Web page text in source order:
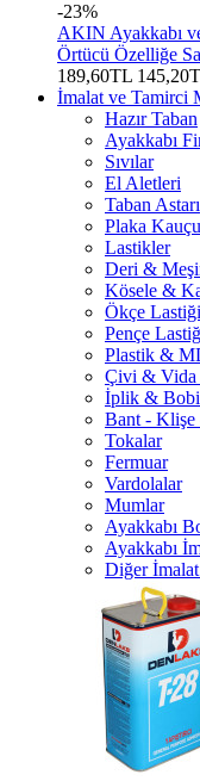
-23%
AKIN Ayakkabı
Örtücü Özelliğe
189,60TL
İmalat ve Tamirci
Hazır Taban
Ayakkabı
Sıvılar
El Aletleri
Taban Astarı
Plaka
Lastikler
Deri &
Kösele &
Ökçe Lastiği
Pençe
Plastik &
Çivi & Vida
İplik &
Bant - Klişe
Tokalar
Fermuar
Vardolalar
Mumlar
Ayakkabı
Ayakkabı
Diğer